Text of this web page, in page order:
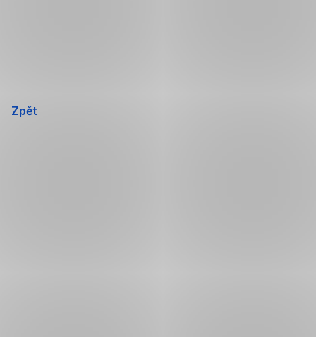
Zpět